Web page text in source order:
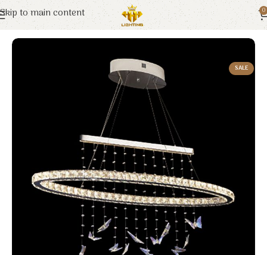
Skip to main content 0
Trang chủ Euroto Đèn Trang Trí
SALE